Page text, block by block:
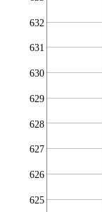
625
626
627
628
629
630
631
632